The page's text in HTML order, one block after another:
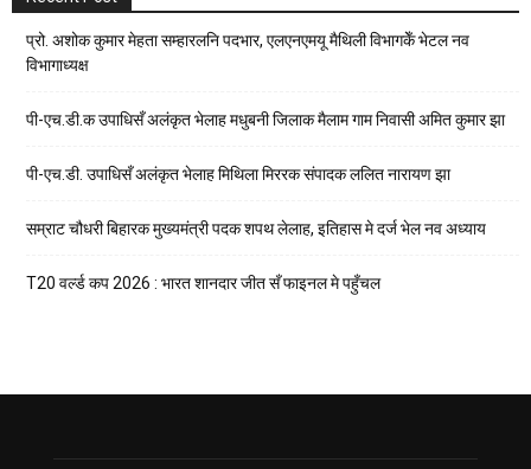
प्रो. अशोक कुमार मेहता सम्हारलनि पदभार, एलएनएमयू मैथिली विभागकेँ भेटल नव
विभागाध्यक्ष
पी-एच.डी.क उपाधिसँ अलंकृत भेलाह मधुबनी जिलाक मैलाम गाम निवासी अमित कुमार झा
पी-एच.डी. उपाधिसँ अलंकृत भेलाह मिथिला मिररक संपादक ललित नारायण झा
सम्राट चौधरी बिहारक मुख्यमंत्री पदक शपथ लेलाह, इतिहास मे दर्ज भेल नव अध्याय
T20 वर्ल्ड कप 2026 : भारत शानदार जीत सँ फाइनल मे पहुँचल